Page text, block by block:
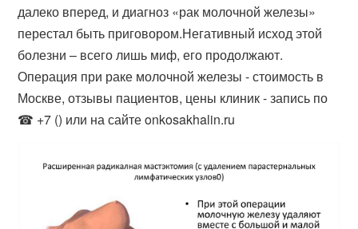
далеко вперед, и диагноз «рак молочной железы»
перестал быть приговором.Негативный исход этой
болезни – всего лишь миф, его продолжают.
Операция при раке молочной железы - стоимость в
Москве, отзывы пациентов, цены клиник - запись по
☎ +7 () или на сайте onkosakhalin.ru